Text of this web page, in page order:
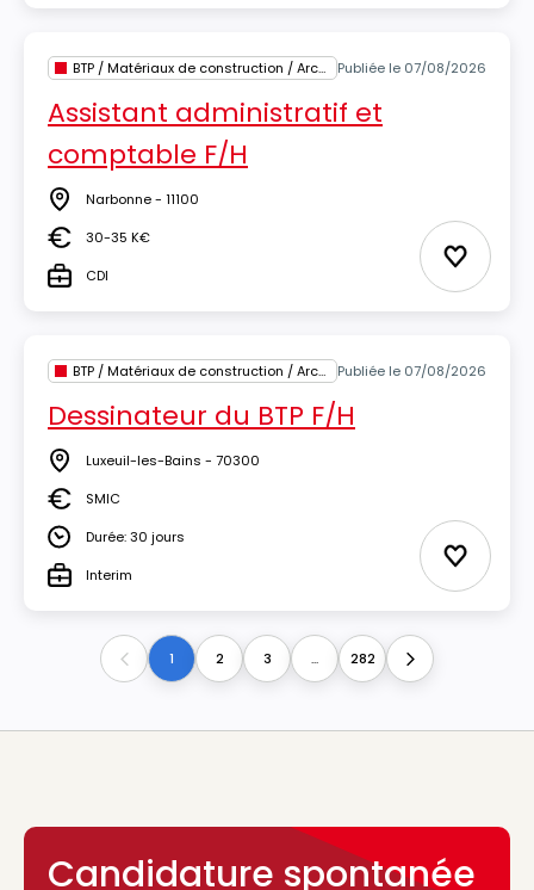
BTP / Matériaux de construction / Architecture Publiée le 07/08/2026
Assistant administratif et
comptable F/H
Lieu Narbonne - 11100
Salaire30-35 K€
TypeCDI Ajouter
BTP / Matériaux de construction / Architecture Publiée le 07/08/2026
Dessinateur du BTP F/H
Lieu Luxeuil-les-Bains - 70300
Salaire
SMIC
DuréeDurée: 30 jours
TypeInterim Ajouter
Previous1 2 3 ... 282 Next
Candidature spontanée